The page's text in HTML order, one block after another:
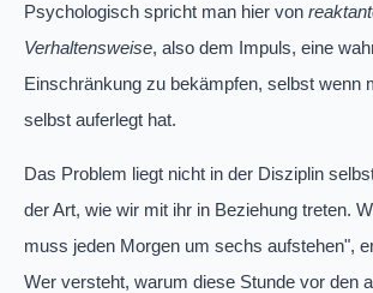
Psychologisch spricht man hier von
Verhaltensweise, also dem Impuls, eine
Einschränkung zu bekämpfen, selbst wenn
selbst auferlegt hat.
Das Problem liegt nicht in der Disziplin
der Art, wie wir mit ihr in Beziehung treten.
muss jeden Morgen um sechs aufstehen",
Wer versteht, warum diese Stunde vor den